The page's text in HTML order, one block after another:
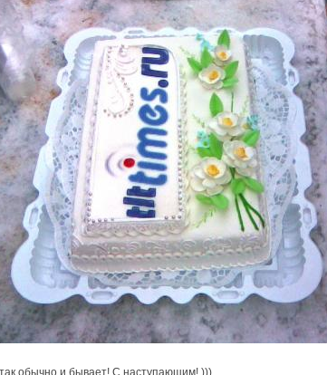
обычно и бывает! С наступающим! )))